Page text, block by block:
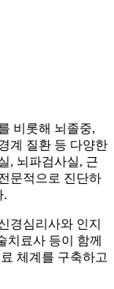
비롯해 뇌졸중,
계 질환 등 다양한
, 뇌파검사실, 근
문적으로 진단하
.
경심리사와 인지
치료사 등이 함께
체계를 구축하고